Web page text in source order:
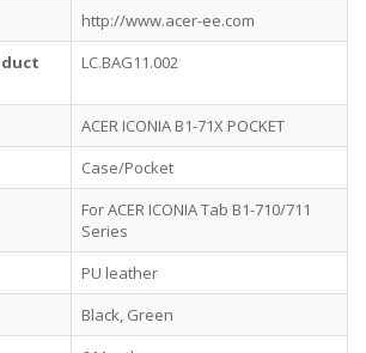
http://www.acer-ee.com
LC.BAG11.002
ACER ICONIA B1-71X POCKET
Case/Pocket
For ACER ICONIA Tab B1-710/711
Series
PU leather
Black, Green